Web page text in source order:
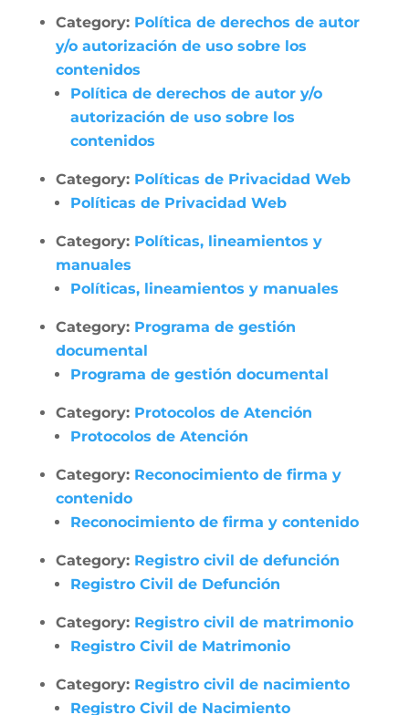
Category: Política de derechos de autor
y/o autorización de uso sobre los
contenidos
Política de derechos de autor y/o
autorización de uso sobre los
contenidos
Category: Políticas de Privacidad Web
Políticas de Privacidad Web
Category: Políticas, lineamientos y
manuales
Políticas, lineamientos y manuales
Category: Programa de gestión
documental
Programa de gestión documental
Category: Protocolos de Atención
Protocolos de Atención
Category: Reconocimiento de firma y
contenido
Reconocimiento de firma y contenido
Category: Registro civil de defunción
Registro Civil de Defunción
Category: Registro civil de matrimonio
Registro Civil de Matrimonio
Category: Registro civil de nacimiento
Registro Civil de Nacimiento